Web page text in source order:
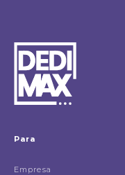
Para
Empresa